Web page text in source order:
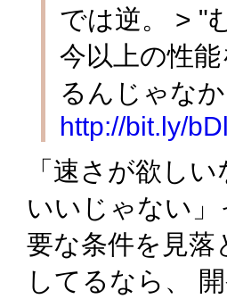
では逆。 > "
今以上の性
るんじゃな
http://bit.ly/
「速さが欲し
いいじゃない
要な条件を見落
してるなら、